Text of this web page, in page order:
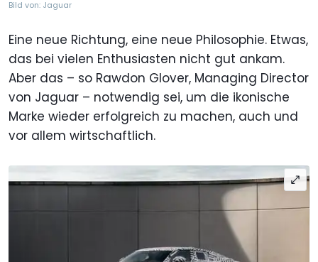
Bild von: Jaguar
Eine neue Richtung, eine neue Philosophie. Etwas,
das bei vielen Enthusiasten nicht gut ankam.
Aber das – so Rawdon Glover, Managing Director
von Jaguar – notwendig sei, um die ikonische
Marke wieder erfolgreich zu machen, auch und
vor allem wirtschaftlich.